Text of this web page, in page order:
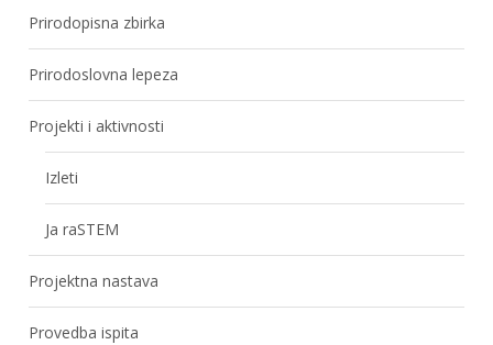
Prirodopisna zbirka
Prirodoslovna lepeza
Projekti i aktivnosti
Izleti
Ja raSTEM
Projektna nastava
Provedba ispita